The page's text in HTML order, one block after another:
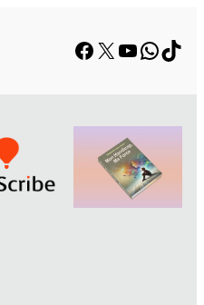
Facebook
X YouTube